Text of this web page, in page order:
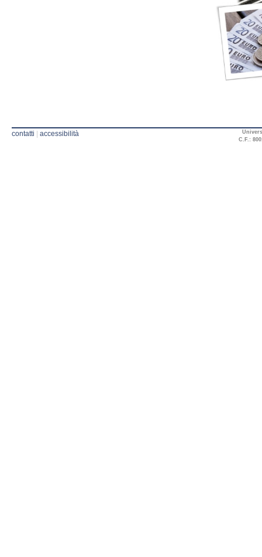
contatti | accessibilità
C.F.: